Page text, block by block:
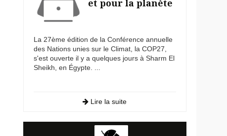
et pour la planète
La 27ème édition de la Conférence annuelle
des Nations unies sur le Climat, la COP27,
s'est ouverte il y a quelques jours à Sharm El
Sheikh, en Égypte. ...
Lire la suite